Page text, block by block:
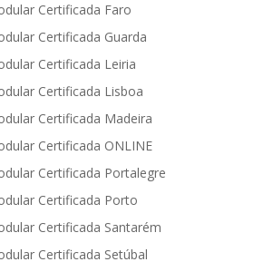
Certificada Faro
Certificada Guarda
Certificada Leiria
Certificada Lisboa
Certificada Madeira
Certificada ONLINE
Certificada Portalegre
Certificada Porto
Certificada Santarém
Certificada Setúbal